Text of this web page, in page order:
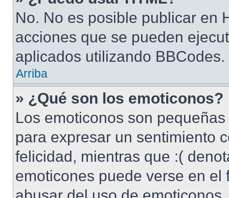
No. No es posible publicar en
acciones que se pueden
aplicados utilizando BBCodes.
Arriba
» ¿Qué son los emoticonos?
Los emoticonos son
para expresar un sentimiento
felicidad, mientras que :(
emoticones puede verse en